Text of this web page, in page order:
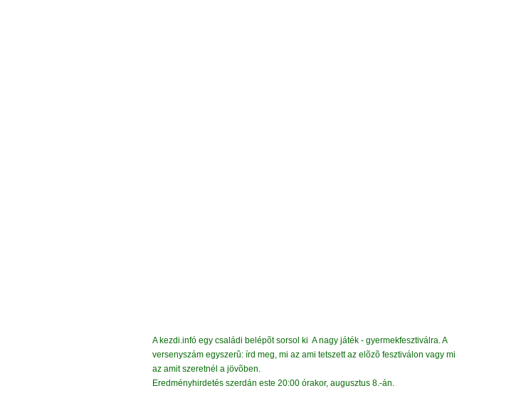
A kezdi.infó egy családi belépõt sorsol ki A nagy játék - gyermekfesztiválra. A
versenyszám egyszerû: írd meg, mi az ami tetszett az elõzõ fesztiválon vagy mi
az amit szeretnél a jövõben.
Eredményhirdetés szerdán este 20:00 órakor, augusztus 8.-án.